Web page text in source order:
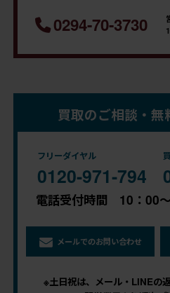
0294-70-3730
買取のご相談・無
フリーダイヤル
0120-971-794
電話受付時間 10：00
メールでのお問い合わせ
※土日祝は、メール・LINEの